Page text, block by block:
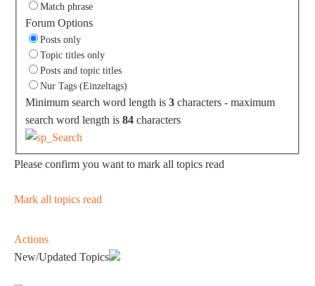
Match phrase
Forum Options
Posts only
Topic titles only
Posts and topic titles
Nur Tags (Einzeltags)
Minimum search word length is 3 characters - maximum
search word length is 84 characters
Please confirm you want to mark all topics read
Mark all topics read
Actions
New/Updated Topics